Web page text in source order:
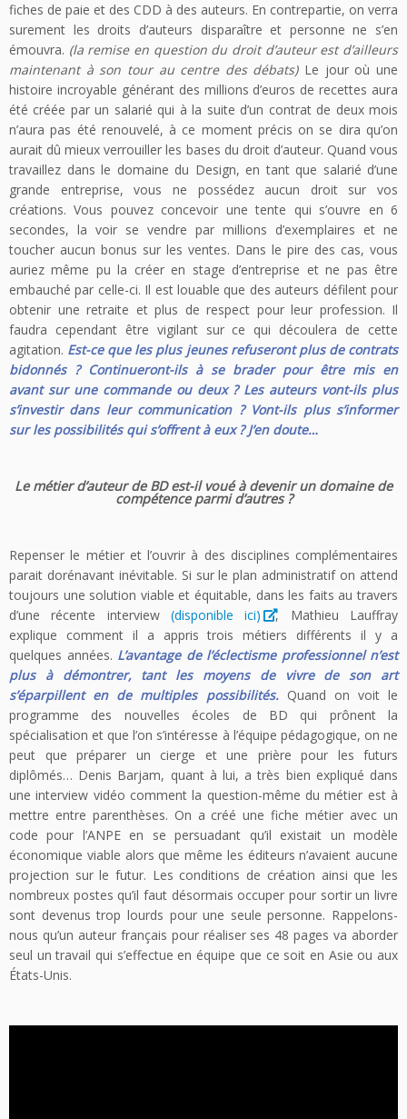
fiches de paie et des CDD à des auteurs. En contrepartie, on verra
surement les droits d’auteurs disparaître et personne ne s’en
émouvra. (la remise en question du droit d’auteur est d’ailleurs
maintenant à son tour au centre des débats)Le jour où une
histoire incroyable générant des millions d’euros de recettes aura
été créée par un salarié qui à la suite d’un contrat de deux mois
n’aura pas été renouvelé, à ce moment précis on se dira qu’on
aurait dû mieux verrouiller les bases du droit d’auteur. Quand vous
travaillez dans le domaine du Design, en tant que salarié d’une
grande entreprise, vous ne possédez aucun droit sur vos
créations. Vous pouvez concevoir une tente qui s’ouvre en 6
secondes, la voir se vendre par millions d’exemplaires et ne
toucher aucun bonus sur les ventes. Dans le pire des cas, vous
auriez même pu la créer en stage d’entreprise et ne pas être
embauché par celle-ci. Il est louable que des auteurs défilent pour
obtenir une retraite et plus de respect pour leur profession. Il
faudra cependant être vigilant sur ce qui découlera de cette
agitation. Est-ce que les plus jeunes refuseront plus de contrats
bidonnés ? Continueront-ils à se brader pour être mis en
avant sur une commande ou deux ? Les auteurs vont-ils plus
s’investir dans leur communication ? Vont-ils plus s’informer
sur les possibilités qui s’offrent à eux ? J’en doute…
Le métier d’auteur de BD est-il voué à devenir un domaine de
compétence parmi d’autres ?
Repenser le métier et l’ouvrir à des disciplines complémentaires
parait dorénavant inévitable. Si sur le plan administratif on attend
toujours une solution viable et équitable, dans les faits au travers
d’une récente interview (disponible ici)
, Mathieu Lauffray
explique comment il a appris trois métiers différents il y a
quelques années. L’avantage de l’éclectisme professionnel n’est
plus à démontrer, tant les moyens de vivre de son art
s’éparpillent en de multiples possibilités.Quand on voit le
programme des nouvelles écoles de BD qui prônent la
spécialisation et que l’on s’intéresse à l’équipe pédagogique, on ne
peut que préparer un cierge et une prière pour les futurs
diplômés… Denis Barjam, quant à lui, a très bien expliqué dans
une interview vidéo comment la question-même du métier est à
mettre entre parenthèses. On a créé une fiche métier avec un
code pour l’ANPE en se persuadant qu’il existait un modèle
économique viable alors que même les éditeurs n’avaient aucune
projection sur le futur. Les conditions de création ainsi que les
nombreux postes qu’il faut désormais occuper pour sortir un livre
sont devenus trop lourds pour une seule personne. Rappelons-
nous qu’un auteur français pour réaliser ses 48 pages va aborder
seul un travail qui s’effectue en équipe que ce soit en Asie ou aux
États-Unis.